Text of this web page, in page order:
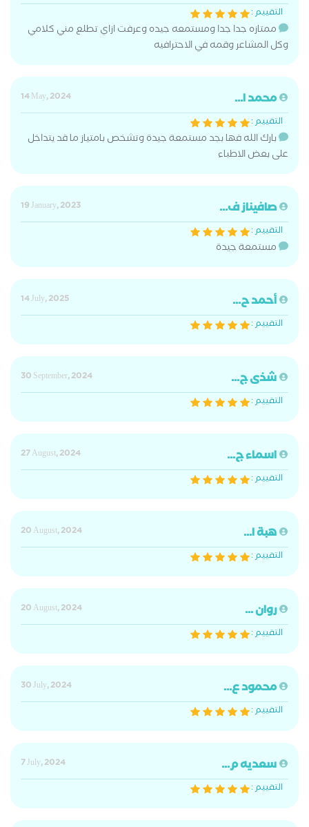
التقييم :
ممتازه جدا جدا ومستمعه جيده وعرفت ازاي تطلع مني كلامي
وكل المشاعر وقمه في الاحترافيه
محمد ا...
14 May, 2024
التقييم :
بارك الله فها بجد مستمعة جيدة وتشخص بامتياز ما قد يتداخل
على بعض الاطباء
صافيناز ف...
19 January, 2023
التقييم :
مستمعة جيدة
أحمد ح...
14 July, 2025
التقييم :
شذى ج...
30 September, 2024
التقييم :
اسماء ج...
27 August, 2024
التقييم :
هبة ا...
20 August, 2024
التقييم :
روان ...
20 August, 2024
التقييم :
محمود ع...
30 July, 2024
التقييم :
سعديه م...
7 July, 2024
التقييم :